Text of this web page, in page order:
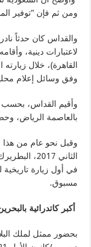
ومن ثم فإن “توفير
والقداس كان حدثاً
لاعتبارات دينية،
القاهرة)، خلال
وفق وسائل إعلام
وأقيم القداس، بحسب
بالعاصمة الرياض،
وقبل نحو عام من هذا
الثاني
في أول زيارة تاريخية
مسبوق.
أكبر كاتدرائية